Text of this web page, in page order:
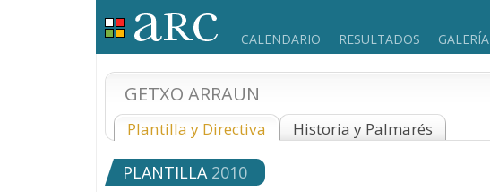
CALENDARIO RESULTADOS GALERÍA
GETXO ARRAUN
Plantilla y Directiva Historia y Palmarés
PLANTILLA 2010